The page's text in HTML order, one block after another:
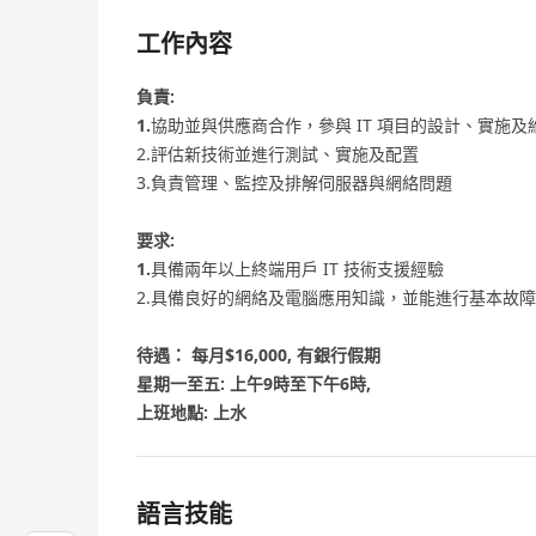
工作內容
負責:
1.協助並與供應商合作，參與 IT 項目的設計、實施及
2.評估新技術並進行測試、實施及配置
3.負責管理、監控及排解伺服器與網絡問題
要求:
1.具備兩年以上終端用戶 IT 技術支援經驗
2.具備良好的網絡及電腦應用知識，並能進行基本故
待遇： 每月$16,000, 有銀行假期
星期一至五: 上午9時至下午6時,
上班地點: 上水
語言技能